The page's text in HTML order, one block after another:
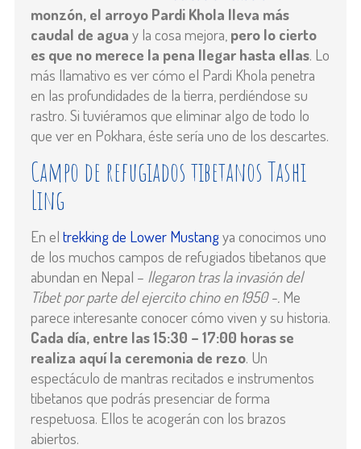
monzón, el arroyo Pardi Khola lleva más
caudal de agua y la cosa mejora, pero lo cierto
es que no merece la pena llegar hasta ellas. Lo
más llamativo es ver cómo el Pardi Khola penetra
en las profundidades de la tierra, perdiéndose su
rastro. Si tuviéramos que eliminar algo de todo lo
que ver en Pokhara, éste sería uno de los descartes.
Campo de refugiados tibetanos Tashi
Ling
En el trekking de Lower Mustangya conocimos uno
de los muchos campos de refugiados tibetanos que
abundan en Nepal – llegaron tras la invasión del
Tíbet por parte del ejercito chino en 1950 -. Me
parece interesante conocer cómo viven y su historia.
Cada día, entre las 15:30 – 17:00 horas se
realiza aquí la ceremonia de rezo. Un
espectáculo de mantras recitados e instrumentos
tibetanos que podrás presenciar de forma
respetuosa. Ellos te acogerán con los brazos
abiertos.